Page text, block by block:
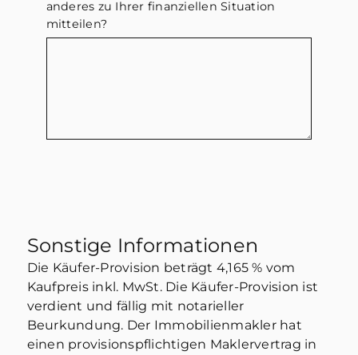
anderes zu Ihrer finanziellen Situation
mitteilen?
Sonstige Informationen
Die Käufer-Provision beträgt 4,165 % vom
Kaufpreis inkl. MwSt. Die Käufer-Provision ist
verdient und fällig mit notarieller
Beurkundung. Der Immobilienmakler hat
einen provisionspflichtigen Maklervertrag in